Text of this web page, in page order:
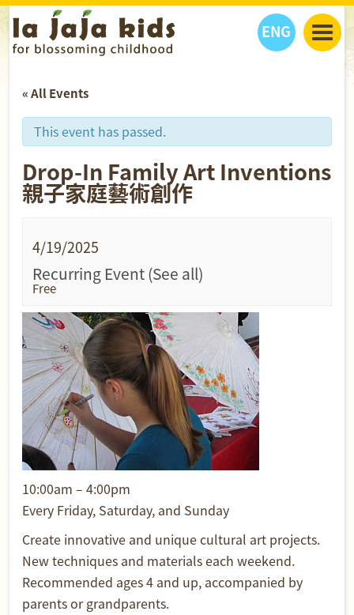
ENG
丫丫之選
關於我們
« All Events
This event has passed.
Drop-In Family Art Inventions
親子家庭藝術創作
4/19/2025
Recurring Event(See all)
Free
10:00am – 4:00pm
Every Friday, Saturday, and Sunday
Create innovative and unique cultural art projects.
New techniques and materials each weekend.
Recommended ages 4 and up, accompanied by
parents or grandparents.